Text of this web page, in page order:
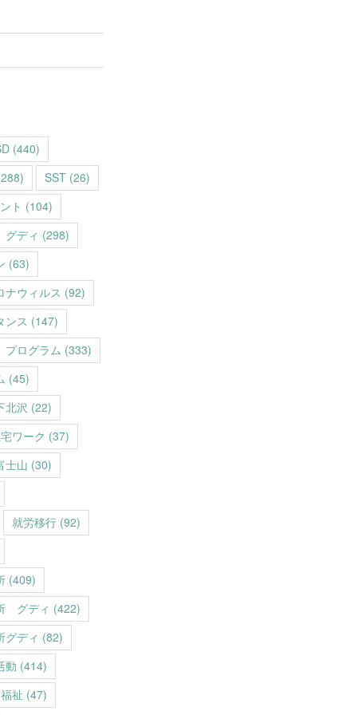
(440)
SST (26)
ト (104)
グディ (298)
(63)
ナウィルス (92)
ンス (147)
プログラム (333)
(45)
北沢 (22)
ワーク (37)
士山 (30)
就労移行 (92)
(409)
グディ (422)
グディ (82)
動 (414)
福祉 (47)